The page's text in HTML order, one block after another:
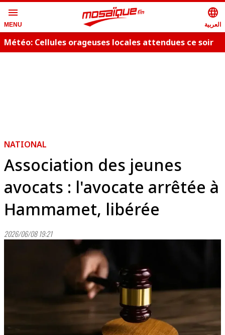
menu
MENU
language
العربية
Météo: Cellules orageuses locales attendues ce soir
NATIONAL
Association des jeunes
avocats : l'avocate arrêtée à
Hammamet, libérée
2026/06/08 19:21